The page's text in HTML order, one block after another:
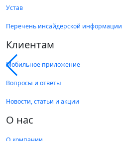
Устав
Перечень инсайдерской информации
Клиентам
Мобильное приложение
Вопросы и ответы
Новости, статьи и акции
О нас